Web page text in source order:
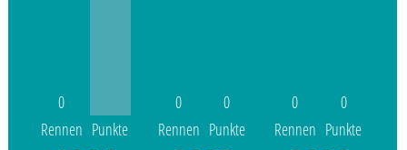
0
Rennen Punkte
0
Rennen
0
Punkte
0
Rennen
0
Punkte